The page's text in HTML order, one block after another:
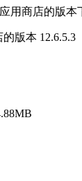
的版本 12.6.5.3